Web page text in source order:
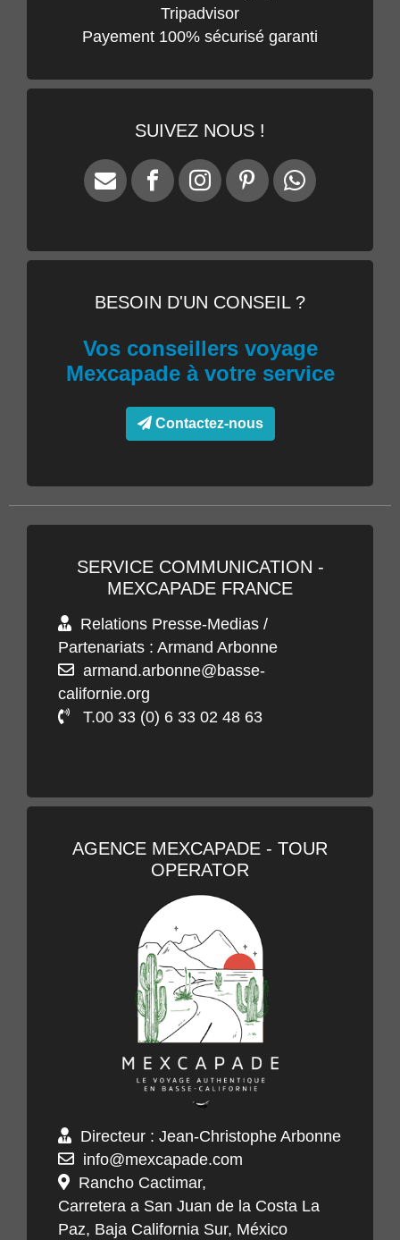
Tripadvisor
Payement 100% sécurisé garanti
SUIVEZ NOUS !
BESOIN D'UN CONSEIL ?
Vos conseillers voyage
Mexcapade à votre service
Contactez-nous
SERVICE COMMUNICATION -
MEXCAPADE FRANCE
Relations Presse-Medias /
Partenariats : Armand Arbonne
armand.arbonne@basse-
californie.org
T.00 33 (0) 6 33 02 48 63
AGENCE MEXCAPADE - TOUR
OPERATOR
Directeur : Jean-Christophe Arbonne
info@mexcapade.com
Rancho Cactimar,
Carretera a San Juan de la Costa La
Paz, Baja California Sur, México